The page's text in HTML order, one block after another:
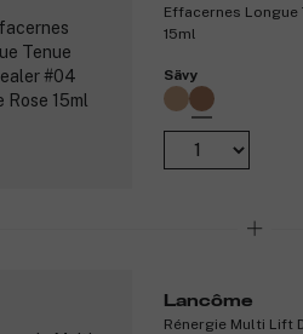
Effacernes Longue
15ml
Sävy
Lancôme
Rénergie Multi Lift